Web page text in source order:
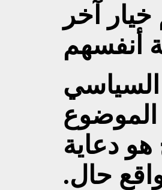
آخر
الموضوع
دعاية
حال.